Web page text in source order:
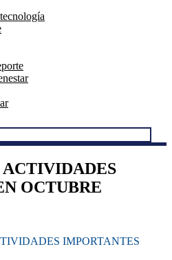
ACTIVIDADES
OCTUBRE
IMPORTANTES